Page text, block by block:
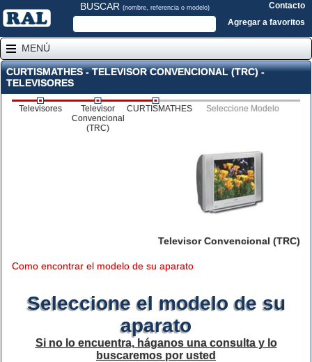
BUSCAR (nombre, referencia o modelo)
Contacto
Agregar a favoritos
MENÚ
CURTISMATHES - TELEVISOR CONVENCIONAL (TRC) -
TELEVISORES
Televisores
Televisor
Convencional
(TRC)
CURTISMATHES Seleccione Modelo
Televisor Convencional (TRC)
Como encontrar el modelo de su aparato
Seleccione el modelo de su
aparato
Si no lo encuentra, háganos una consulta y lo
buscaremos por usted